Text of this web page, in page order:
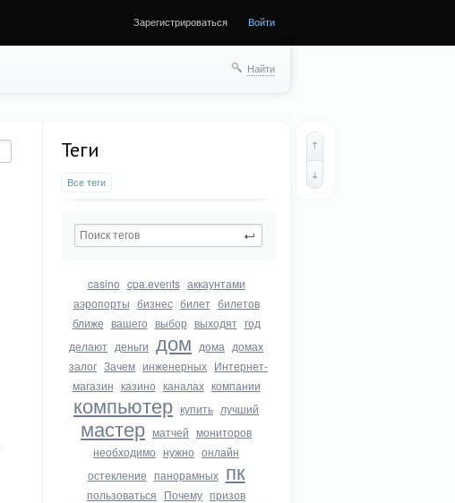
Зарегистрироваться Войти
Найти
Теги
Все теги
casino cpa.events аккаунтами
аэропорты бизнес билет билетов
ближе вашего выбор выходят год
делают деньги дом дома домах
залог Зачем инженерных Интернет-
магазин казино каналах компании
компьютер купить лучший
мастер матчей мониторов
необходимо нужно онлайн
остекление панорамных пк
пользоваться Почему призов